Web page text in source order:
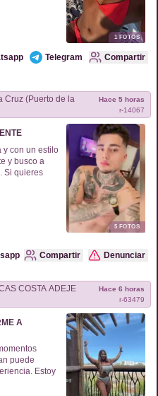
1 FOTOS
Telegram
Compartir
de la
r-14067
Hace 5 horas
y con un estilo
y busco a
Si quieres
5 FOTOS
Compartir Denunciar
COSTA ADEJE
r-63479
Hace 6 horas
A
puede
Estoy